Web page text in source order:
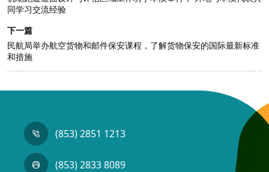
同学习交流经验
下一篇
民航局举办航空货物和邮件保安课程，了解货物保安的国际最新标准
和措施
(853) 2851 1213
(853) 2833 8089